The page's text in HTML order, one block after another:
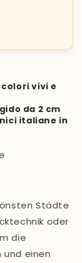
vivi e
da 2 cm
italiane in
Städte
oder
die
einen